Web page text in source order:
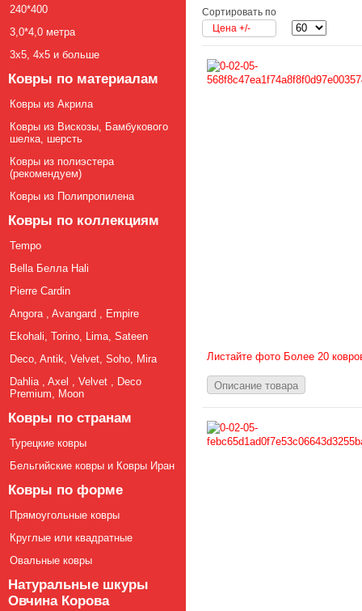
240*400
3,0*4,0 метра
3х5, 4х5 и больше
Ковры по материалам
Ковры из Акрила
Ковры из Вискозы, Бамбукового
шелка, шерсть
Ковры из полиэстера
(рекомендуем)
Ковры из Полипропилена
Ковры по коллекциям
Tempo
Bella Белла Hali
Pierre Cardin
Angora , Avangard , Empire
Ekohali, Torino, Lima, Sateen
Deco, Antik, Velvet, Soho, Mira
Dahlia , Axel , Velvet , Deco
Premium, Moon
Ковры по странам
Турецкие ковры
Бельгийские ковры и Ковры Иран
Ковры по форме
Прямоугольные ковры
Круглые или квадратные
Овальные ковры
Натуральные шкуры
Овчина Корова
Сортировать по
Цена +/-
Листайте фото Более 20
Описание товара